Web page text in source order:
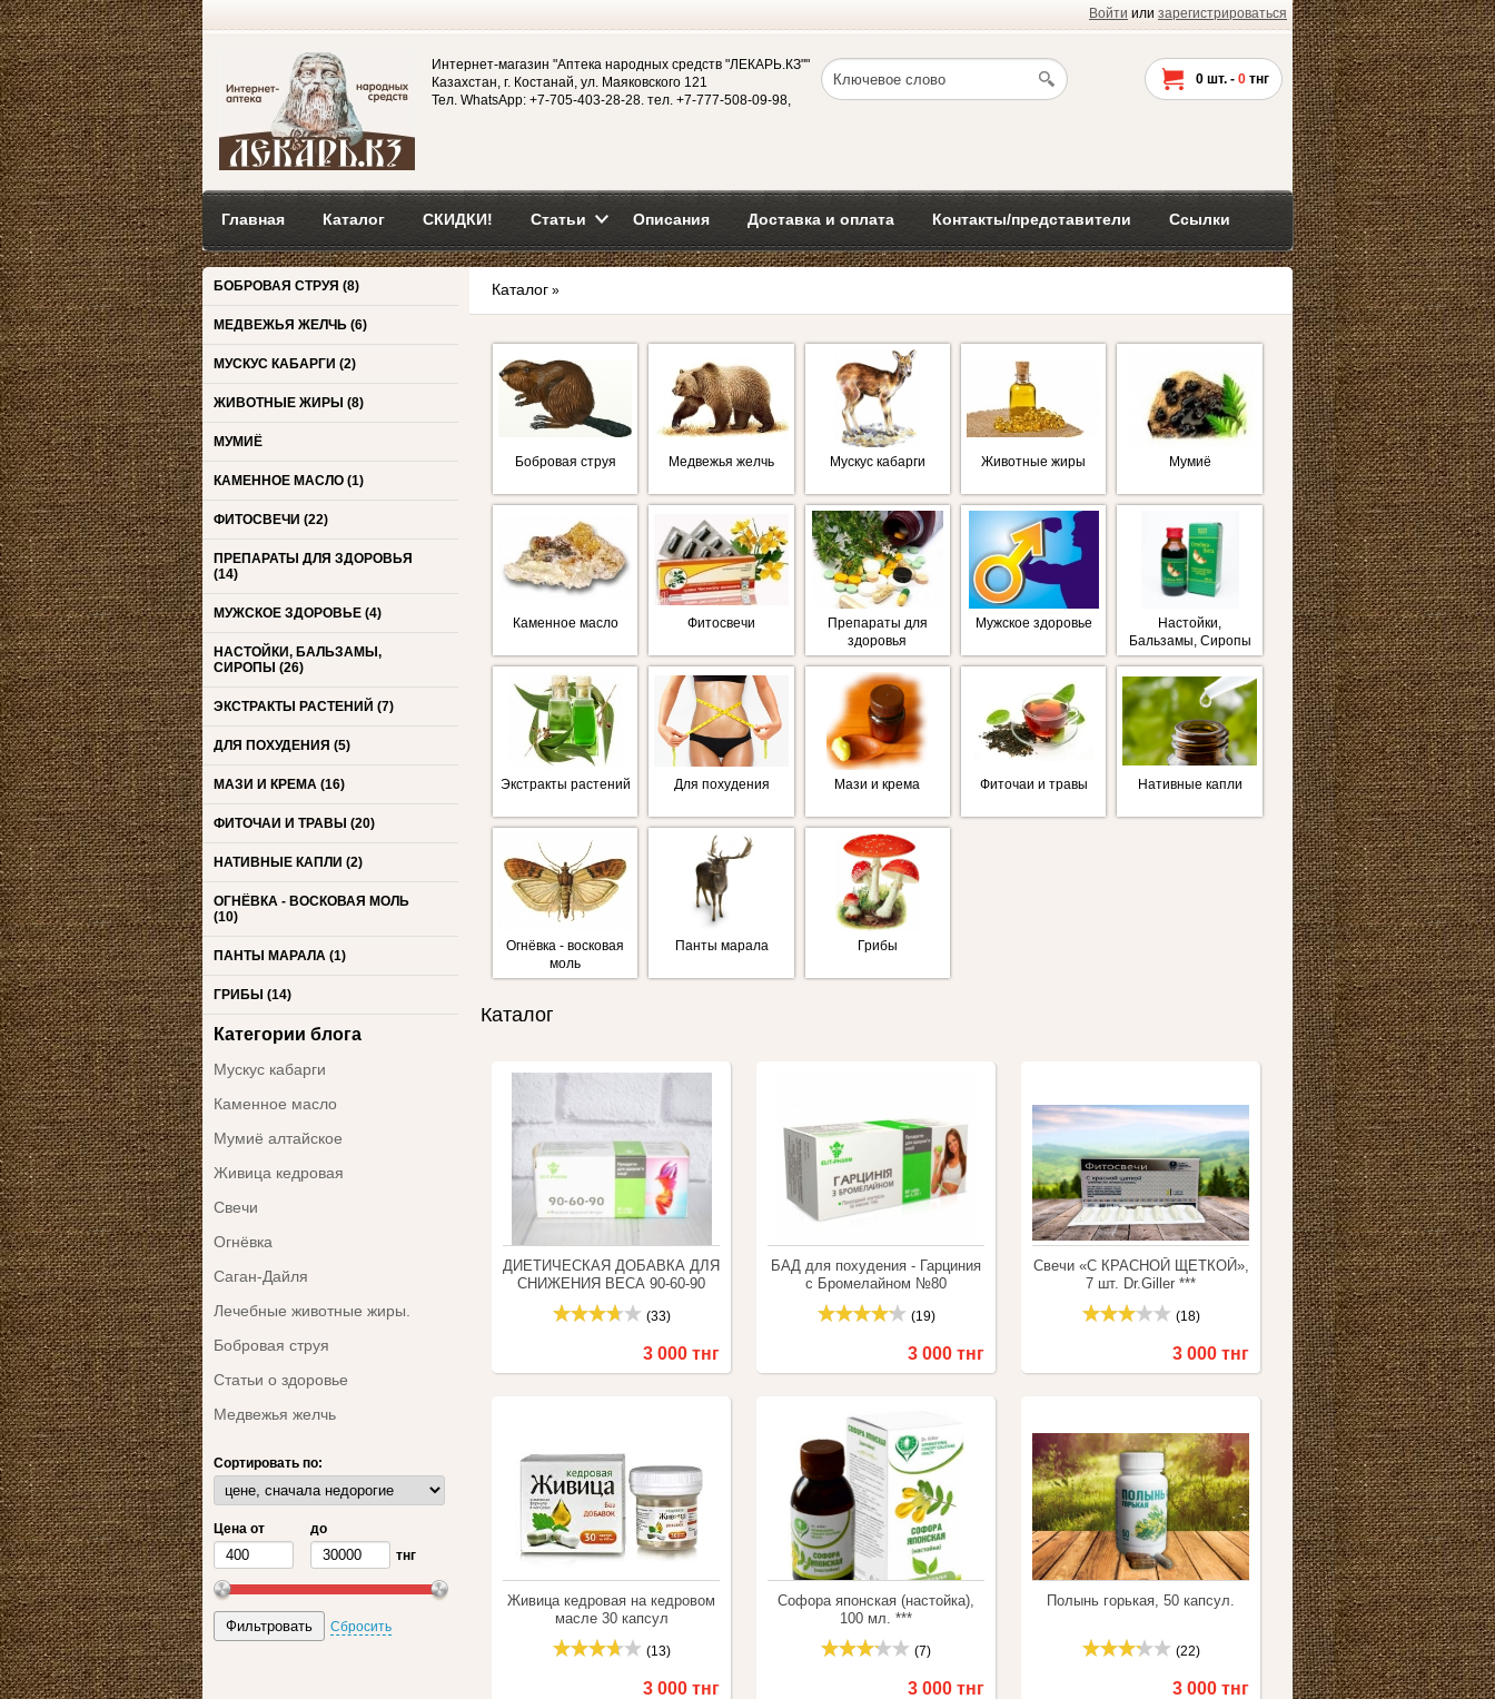
Войти или зарегистрироваться
Интернет-магазин "Аптека народных средств "ЛЕКАРЬ.КЗ""
Казахстан, г. Костанай, ул. Маяковского 121
Тел. WhatsApp: +7-705-403-28-28. тел. +7-777-508-09-98,
0 шт. - 0 тнг
Главная Каталог СКИДКИ! Статьи Описания Доставка и оплата Контакты/представители Ссылки
БОБРОВАЯ СТРУЯ (8)
МЕДВЕЖЬЯ ЖЕЛЧЬ (6)
МУСКУС КАБАРГИ (2)
ЖИВОТНЫЕ ЖИРЫ (8)
МУМИЁ
КАМЕННОЕ МАСЛО (1)
ФИТОСВЕЧИ (22)
ПРЕПАРАТЫ ДЛЯ ЗДОРОВЬЯ
(14)
МУЖСКОЕ ЗДОРОВЬЕ (4)
НАСТОЙКИ, БАЛЬЗАМЫ,
СИРОПЫ (26)
ЭКСТРАКТЫ РАСТЕНИЙ (7)
ДЛЯ ПОХУДЕНИЯ (5)
МАЗИ И КРЕМА (16)
ФИТОЧАИ И ТРАВЫ (20)
НАТИВНЫЕ КАПЛИ (2)
ОГНЁВКА - ВОСКОВАЯ МОЛЬ
(10)
ПАНТЫ МАРАЛА (1)
ГРИБЫ (14)
Категории блога
Мускус кабарги
Каменное масло
Мумиё алтайское
Живица кедровая
Свечи
Огнёвка
Саган-Дайля
Лечебные животные жиры.
Бобровая струя
Статьи о здоровье
Медвежья желчь
Сортировать по:
Цена от
до
тнг
Сбросить
Каталог »
Бобровая струя Медвежья желчь Мускус кабарги Животные жиры Мумиё
Каменное масло Фитосвечи
Препараты для
здоровья
Мужское здоровье
Настойки,
Бальзамы, Сиропы
Экстракты растений Для похудения Мази и крема Фиточаи и травы Нативные капли
Огнёвка - восковая
моль
Панты марала Грибы
Каталог
ДИЕТИЧЕСКАЯ ДОБАВКА ДЛЯ
СНИЖЕНИЯ ВЕСА 90-60-90
№80
(33)
3 000 тнг
БАД для похудения - Гарциния
с Бромелайном №80
(19)
3 000 тнг
Свечи «С КРАСНОЙ ЩЕТКОЙ»,
7 шт. Dr.Giller ***
(18)
3 000 тнг
Живица кедровая на кедровом
масле 30 капсул
(13)
3 000 тнг
Софора японская (настойка),
100 мл. ***
(7)
3 000 тнг
Полынь горькая, 50 капсул.
(22)
3 000 тнг